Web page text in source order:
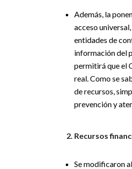
Además, la
acceso
entidades de
información del
permitirá que el
real. Como se
de recursos,
prevención y
2. Recursos
Se modificaron